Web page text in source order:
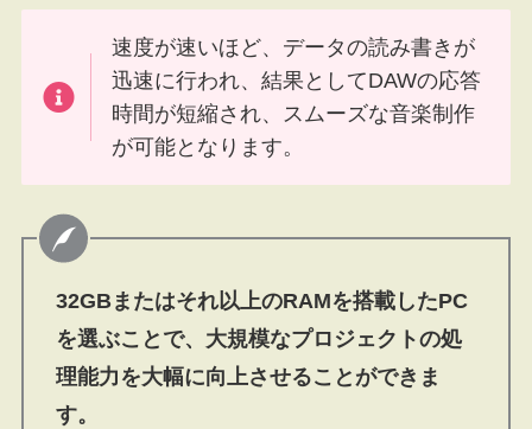
速度が速いほど、データの読み書きが
迅速に行われ、結果としてDAWの応答
時間が短縮され、スムーズな音楽制作
が可能となります。
32GBまたはそれ以上のRAMを搭載したPC
を選ぶことで、大規模なプロジェクトの処
理能力を大幅に向上させることができま
す。